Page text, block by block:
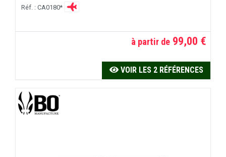
Réf. : CA0180*
à partir de 99,00 €
VOIR LES 2 RÉFÉRENCES